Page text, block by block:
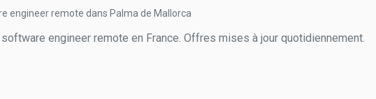
engineer remote dans Palma de Mallorca
engineer remote en France. Offres mises à jour quotidiennement.